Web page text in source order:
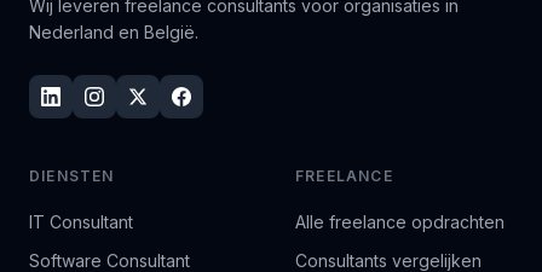
Wij leveren freelance consultants voor organisaties in
Nederland en België.
DIENSTEN
IT Consultant
Software Consultant
FREELANCE
Alle freelance opdrachten
Consultants vergelijken